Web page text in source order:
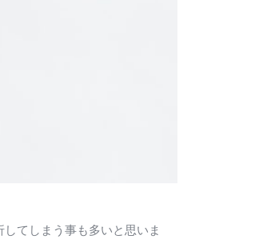
てしまう事も多いと思いま